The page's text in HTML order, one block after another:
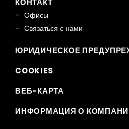
КОНТАКТ
Офисы
Связаться с нами
ЮРИДИЧЕСКОЕ
COOKIES
ВЕБ-КАРТА
ИНФОРМАЦИЯ О